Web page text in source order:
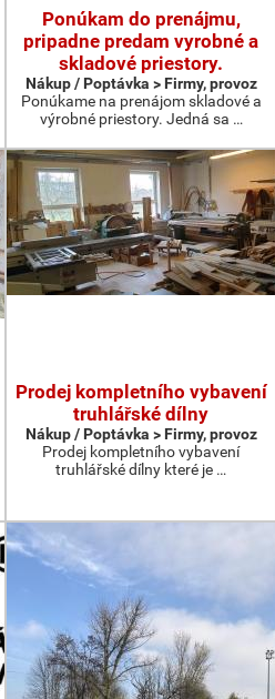
Ponúkam do prenájmu,
pripadne predam vyrobné a
skladové priestory.
Nákup / Poptávka > Firmy, provoz
Ponúkame na prenájom skladové a
výrobné priestory. Jedná sa …
Prodej kompletního vybavení
truhlářské dílny
Nákup / Poptávka > Firmy, provoz
Prodej kompletního vybavení
truhlářské dílny které je …